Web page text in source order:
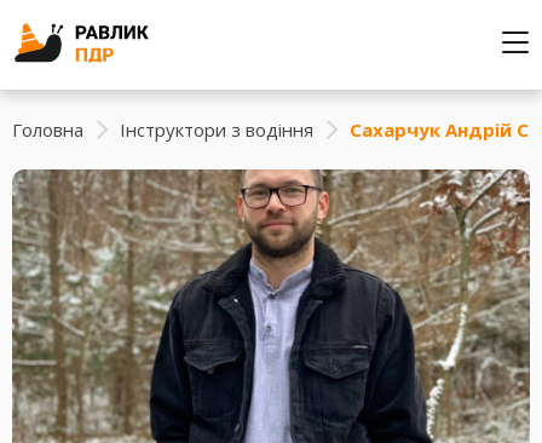
Головна Інструктори з водіння Сахарчук Андрій